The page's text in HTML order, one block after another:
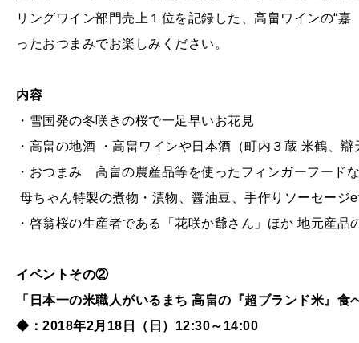
リングワイン部門売上１位を記録した、高畠ワインの“
ったおつまみでお楽しみください。
内容
・雪国発の冬咲きの桜で一足早いお花見
・高畠の地酒 ・高畠ワインや日本酒（町内３蔵 米鶴、辯
・おつまみ 高畠の農産品等を使ったフィンガーフード
母ちゃん特製の煮物・漬物、醤油豆、手作りソーセージ
・啓翁桜の生産者である「花咲か爺さん」ほか 地元産品
イベントその②
「日本一の米職人がいるまち 高畠の『超ブランド米』食
◆：2018年2月18日（日）12:30～14:00